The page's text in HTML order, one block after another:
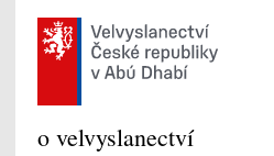
o velvyslanectví